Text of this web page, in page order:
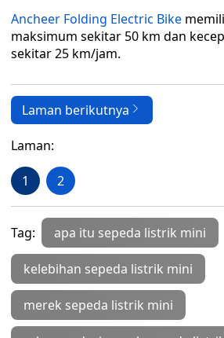
Ancheer Folding Electric Bike
maksimum sekitar 50 km dan
sekitar 25 km/jam.
Laman berikutnya
Laman:
1 2
Tag: apa itu sepeda listrik mini
kelebihan sepeda listrik mini
merek sepeda listrik mini